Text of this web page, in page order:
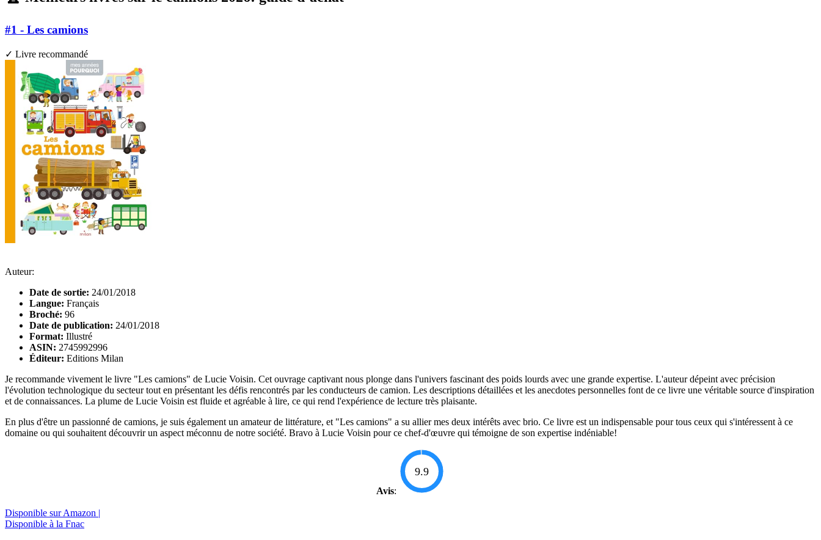
#1 - Les camions
✓ Livre recommandé
Auteur:
Date de sortie: 24/01/2018
Langue: Français
Broché: 96
Date de publication: 24/01/2018
Format: Illustré
ASIN: 2745992996
Éditeur: Editions Milan
Je recommande vivement le livre "Les camions" de Lucie Voisin. Cet ouvrage captivant nous plonge dans l'univers fascinant des poids lourds avec une grande expertise. L'auteur dépeint avec précision
l'évolution technologique du secteur tout en présentant les défis rencontrés par les conducteurs de camion. Les descriptions détaillées et les anecdotes personnelles font de ce livre une véritable source d'inspiration
et de connaissances. La plume de Lucie Voisin est fluide et agréable à lire, ce qui rend l'expérience de lecture très plaisante.
En plus d'être un passionné de camions, je suis également un amateur de littérature, et "Les camions" a su allier mes deux intérêts avec brio. Ce livre est un indispensable pour tous ceux qui s'intéressent à ce
domaine ou qui souhaitent découvrir un aspect méconnu de notre société. Bravo à Lucie Voisin pour ce chef-d'œuvre qui témoigne de son expertise indéniable!
Avis:
9.9
Disponible sur Amazon |
Disponible à la Fnac